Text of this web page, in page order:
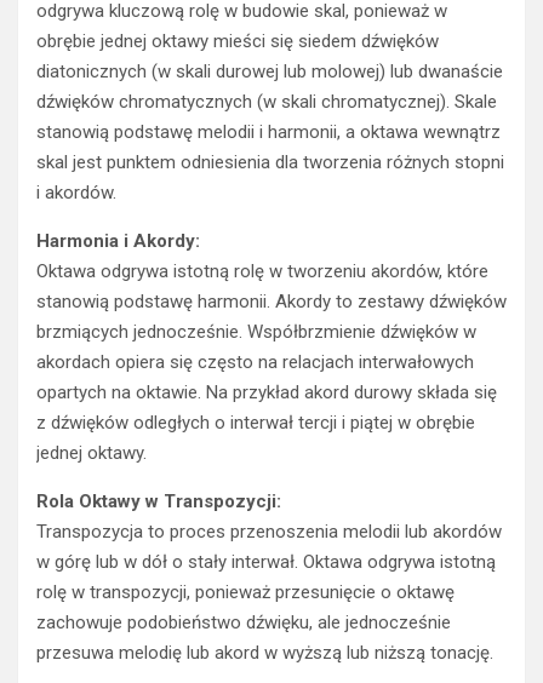
obrębie jednej oktawy mieści się siedem dźwięków
diatonicznych (w skali durowej lub molowej) lub dwanaście
dźwięków chromatycznych (w skali chromatycznej). Skale
stanowią podstawę melodii i harmonii, a oktawa wewnątrz
skal jest punktem odniesienia dla tworzenia różnych stopni
i akordów.
Oktawa odgrywa istotną rolę w tworzeniu akordów, które
stanowią podstawę harmonii. Akordy to zestawy dźwięków
brzmiących jednocześnie. Współbrzmienie dźwięków w
akordach opiera się często na relacjach interwałowych
opartych na oktawie. Na przykład akord durowy składa się
z dźwięków odległych o interwał tercji i piątej w obrębie
jednej oktawy.
Transpozycja to proces przenoszenia melodii lub akordów
w górę lub w dół o stały interwał. Oktawa odgrywa istotną
rolę w transpozycji, ponieważ przesunięcie o oktawę
zachowuje podobieństwo dźwięku, ale jednocześnie
przesuwa melodię lub akord w wyższą lub niższą tonację.